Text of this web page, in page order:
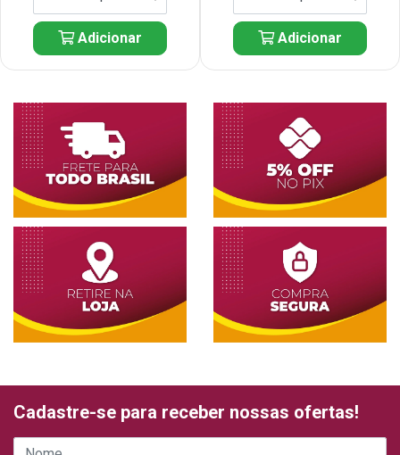
Adicionar Adicionar
Cadastre-se para receber nossas ofertas!